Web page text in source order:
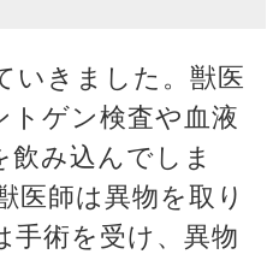
いきました。獣医
トゲン検査や血液
み込んでしま
医師は異物を取り
手術を受け、異物